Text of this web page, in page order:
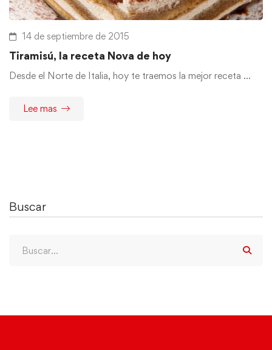
14 de septiembre de 2015
Tiramisú, la receta Nova de hoy
Desde el Norte de Italia, hoy te traemos la mejor receta …
Lee mas
Buscar